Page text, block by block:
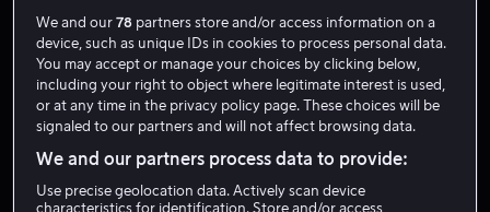
Whale Rider
Drama Familiefilm 2002 1 t 37 min
We and our78 partners store and/or access information on a
device, such as unique IDs in cookies to process personal data.
You may accept or manage your choices by clicking below,
including your right to object where legitimate interest is used,
or at any time in the privacy policy page. These choices will be
signaled to our partners and will not affect browsing data.
We and our partners process data to provide:
Use precise geolocation data. Actively scan device
characteristics for identification. Store and/or access